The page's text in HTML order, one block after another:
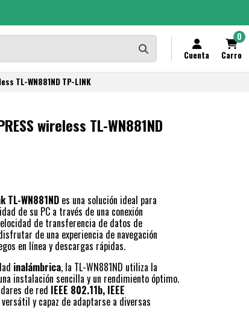
Cuenta
0
Carro
TL-WN881ND TP-LINK
wireless TL-WN881ND
TL-WN881ND es una solución ideal para
de su PC a través de una conexión
de transferencia de datos de
de una experiencia de navegación
en línea y descargas rápidas.
inalámbrica, la TL-WN881ND utiliza la
instalación sencilla y un rendimiento óptimo.
de red IEEE 802.11b, IEEE
y capaz de adaptarse a diversas